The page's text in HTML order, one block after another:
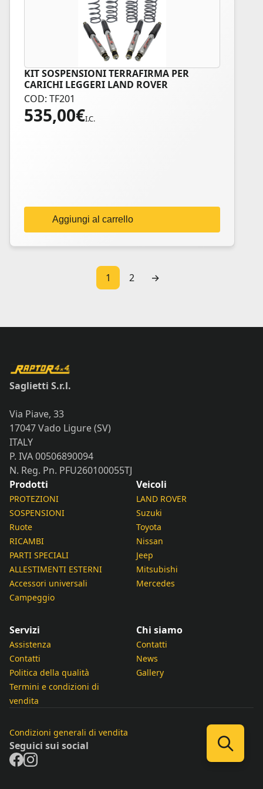
KIT SOSPENSIONI TERRAFIRMA PER
CARICHI LEGGERI LAND ROVER
COD: TF201
535,00€I.C.
Aggiungi al carrello
1 2 →
Saglietti S.r.l.
Via Piave, 33
17047 Vado Ligure (SV)
ITALY
P. IVA 00506890094
N. Reg. Pn. PFU260100055TJ
Prodotti
PROTEZIONI
SOSPENSIONI
Ruote
RICAMBI
PARTI SPECIALI
ALLESTIMENTI ESTERNI
Accessori universali
Campeggio
Veicoli
LAND ROVER
Suzuki
Toyota
Nissan
Jeep
Mitsubishi
Mercedes
Servizi
Assistenza
Contatti
Politica della qualità
Termini e condizioni di
vendita
Chi siamo
Contatti
News
Gallery
Condizioni generali di vendita
Seguici sui social